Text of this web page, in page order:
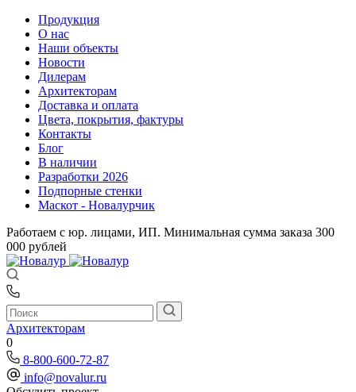
Продукция
О нас
Наши объекты
Новости
Дилерам
Архитекторам
Доставка и оплата
Цвета, покрытия, фактуры
Контакты
Блог
В наличии
Разработки 2026
Подпорные стенки
Маскот - Новалурчик
Работаем с юр. лицами, ИП. Минимальная сумма заказа 300
000 рублей
Архитекторам
0
8-800-600-72-87
info@novalur.ru